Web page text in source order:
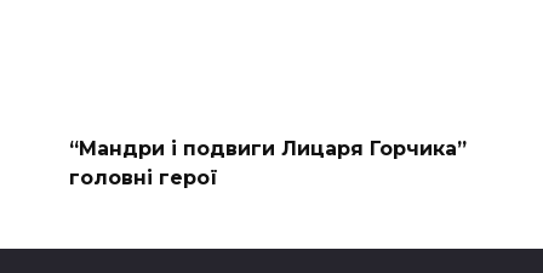
“Мандри і подвиги Лицаря Горчика”
головні герої